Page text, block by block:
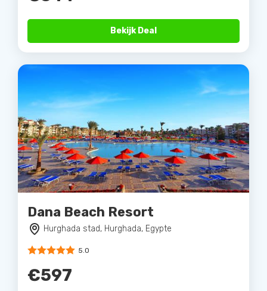
Bekijk Deal
Dana Beach Resort
Hurghada stad, Hurghada, Egypte
5.0
€597